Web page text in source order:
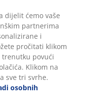
dijelit ćemo vaše
partnerima
i
pročitati klikom
trenutku povući
Klikom na
sve tri svrhe.
osobnih